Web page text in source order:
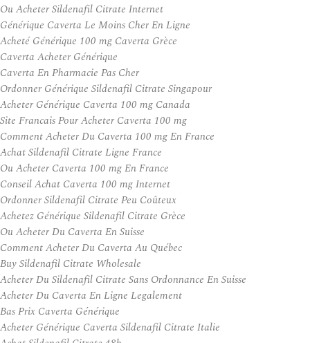
Ou Acheter Sildenafil Citrate Internet
Générique Caverta Le Moins Cher En Ligne
Acheté Générique 100 mg Caverta Grèce
Caverta Acheter Générique
Caverta En Pharmacie Pas Cher
Ordonner Générique Sildenafil Citrate Singapour
Acheter Générique Caverta 100 mg Canada
Site Francais Pour Acheter Caverta 100 mg
Comment Acheter Du Caverta 100 mg En France
Achat Sildenafil Citrate Ligne France
Ou Acheter Caverta 100 mg En France
Conseil Achat Caverta 100 mg Internet
Ordonner Sildenafil Citrate Peu Coûteux
Achetez Générique Sildenafil Citrate Grèce
Ou Acheter Du Caverta En Suisse
Comment Acheter Du Caverta Au Québec
Buy Sildenafil Citrate Wholesale
Acheter Du Sildenafil Citrate Sans Ordonnance En Suisse
Acheter Du Caverta En Ligne Legalement
Bas Prix Caverta Générique
Acheter Générique Caverta Sildenafil Citrate Italie